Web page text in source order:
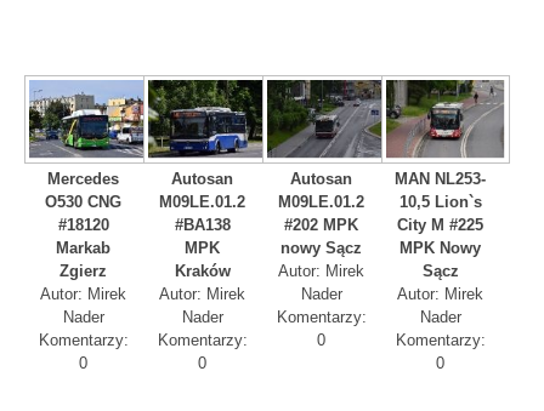
Mercedes
O530 CNG
#18120
Markab
Zgierz
Autor: Mirek
Nader
Komentarzy:
0
Autosan
M09LE.01.2
#BA138
MPK
Kraków
Autor: Mirek
Nader
Komentarzy:
0
Autosan
M09LE.01.2
#202 MPK
nowy Sącz
Autor: Mirek
Nader
Komentarzy:
0
MAN NL253-
10,5 Lion`s
City M #225
MPK Nowy
Sącz
Autor: Mirek
Nader
Komentarzy:
0